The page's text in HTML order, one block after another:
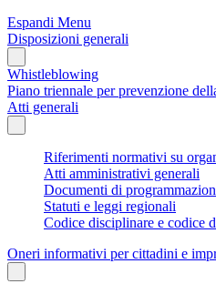
Espandi Menu
Disposizioni generali
Whistleblowing
Piano triennale per prevenzione
Atti generali
Riferimenti normativi su
Atti amministrativi generali
Documenti di
Statuti e leggi regionali
Codice disciplinare e codice
Oneri informativi per cittadini e